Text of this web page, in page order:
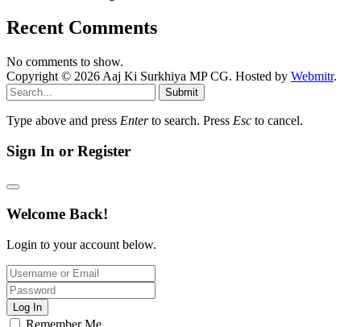
Recent Comments
No comments to show.
Copyright © 2026 Aaj Ki Surkhiya MP CG. Hosted by Webmitr.
Submit
Type above and press Enterto search. Press Esc to cancel.
Sign In or Register
Welcome Back!
Login to your account below.
Log In